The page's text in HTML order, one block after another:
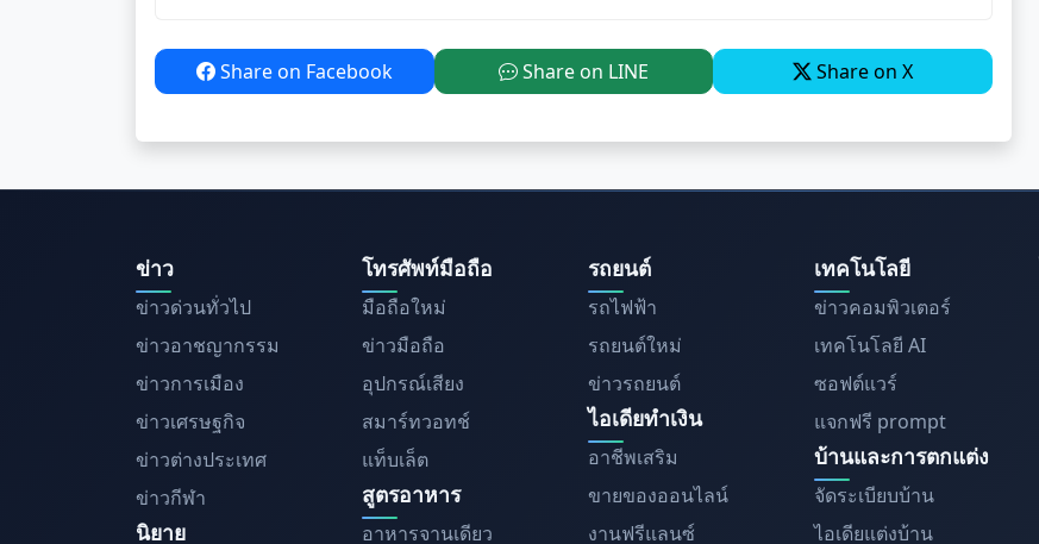
Share on Facebook Share on LINE Share on X
ข่าว
ข่าวด่วนทั่วไป
ข่าวอาชญากรรม
ข่าวการเมือง
ข่าวเศรษฐกิจ
ข่าวต่างประเทศ
ข่าวกีฬา
นิยาย
โทรศัพท์มือถือ
มือถือใหม่
ข่าวมือถือ
อุปกรณ์เสียง
สมาร์ทวอทช์
แท็บเล็ต
สูตรอาหาร
อาหารจานเดียว
รถยนต์
รถไฟฟ้า
รถยนต์ใหม่
ข่าวรถยนต์
ไอเดียทำเงิน
อาชีพเสริม
ขายของออนไลน์
งานฟรีแลนซ์
เทคโนโลยี
ข่าวคอมพิวเตอร์
เทคโนโลยี AI
ซอฟต์แวร์
แจกฟรี prompt
บ้านและการตกแต่ง
จัดระเบียบบ้าน
ไอเดียแต่งบ้าน